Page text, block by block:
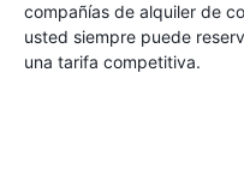
compañías de alquiler de
usted siempre puede
una tarifa competitiva.